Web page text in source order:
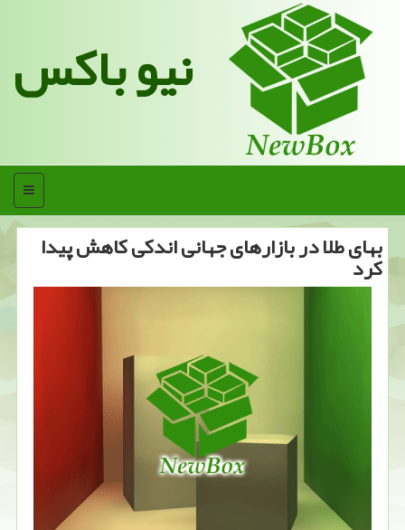
نیو باکس
منو
بهای طلا در بازارهای جهانی اندكی كاهش پیدا
كرد